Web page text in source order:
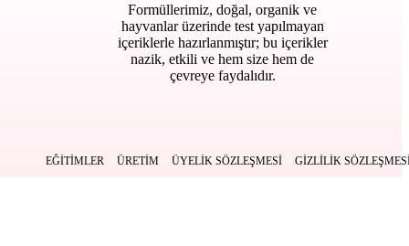
Formüllerimiz, doğal, organik ve
hayvanlar üzerinde test yapılmayan
içeriklerle hazırlanmıştır; bu içerikler
nazik, etkili ve hem size hem de
çevreye faydalıdır.
EĞITIMLER ÜRETIM ÜYELIK SÖZLEŞMESI GIZLILIK